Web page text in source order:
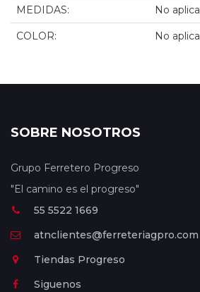
MEDIDAS: No aplica
COLOR: No aplica
SOBRE NOSOTROS
Grupo Ferretero Progreso
"El camino es el progreso"
55 5522 1669
atnclientes@ferreteriagpro.com
Tiendas Progreso
Siguenos